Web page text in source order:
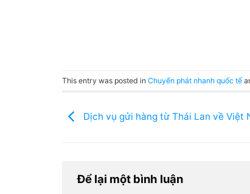
This entry was posted in Chuyển phát nhanh quốc tế
Dịch vụ gửi hàng từ Thái Lan về Việt
Để lại một bình luận